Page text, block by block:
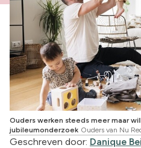
Ouders werken steeds meer maar
jubileumonderzoek Ouders van Nu
Geschreven door: Danique